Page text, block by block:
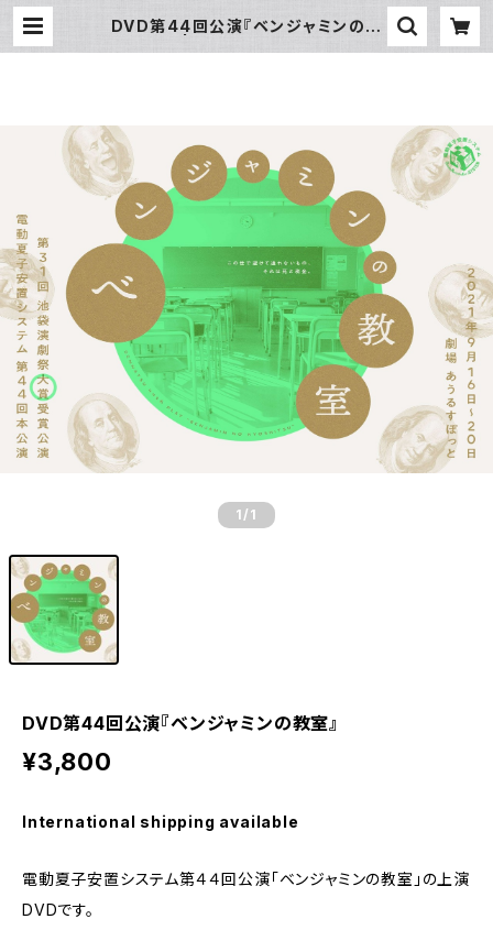
DVD第44回公演『ベンジャミンの教
1 /1
DVD第44回公演『ベンジャミンの教室』
¥3,800
International shipping available
電動夏子安置システム第４４回公演「ベンジャミンの教室」の上演
DVDです。